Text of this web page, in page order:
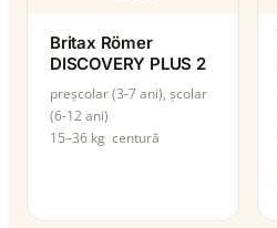
Britax Römer
DISCOVERY PLUS 2
preșcolar (3-7 ani), școlar
(6-12 ani)
15–36 kg centură